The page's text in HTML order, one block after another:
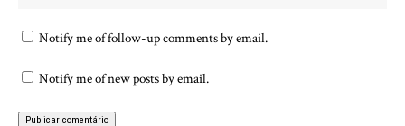
Notify me of follow-up comments by email.
Notify me of new posts by email.